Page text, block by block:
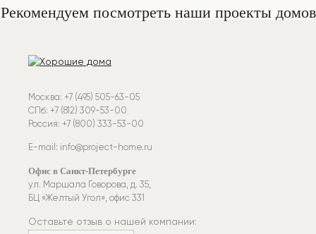
Рекомендуем посмотреть наши проекты домов
Москва: +7 (495) 505-63-05
СПб: +7 (812) 309-53-00
Россия: +7 (800) 333-53-00
E-mail: info@project-home.ru
Офис в Санкт-Петербурге
ул. Маршала Говорова, д. 35,
БЦ «Желтый Угол», офис 331
Оставьте отзыв о нашей компании: